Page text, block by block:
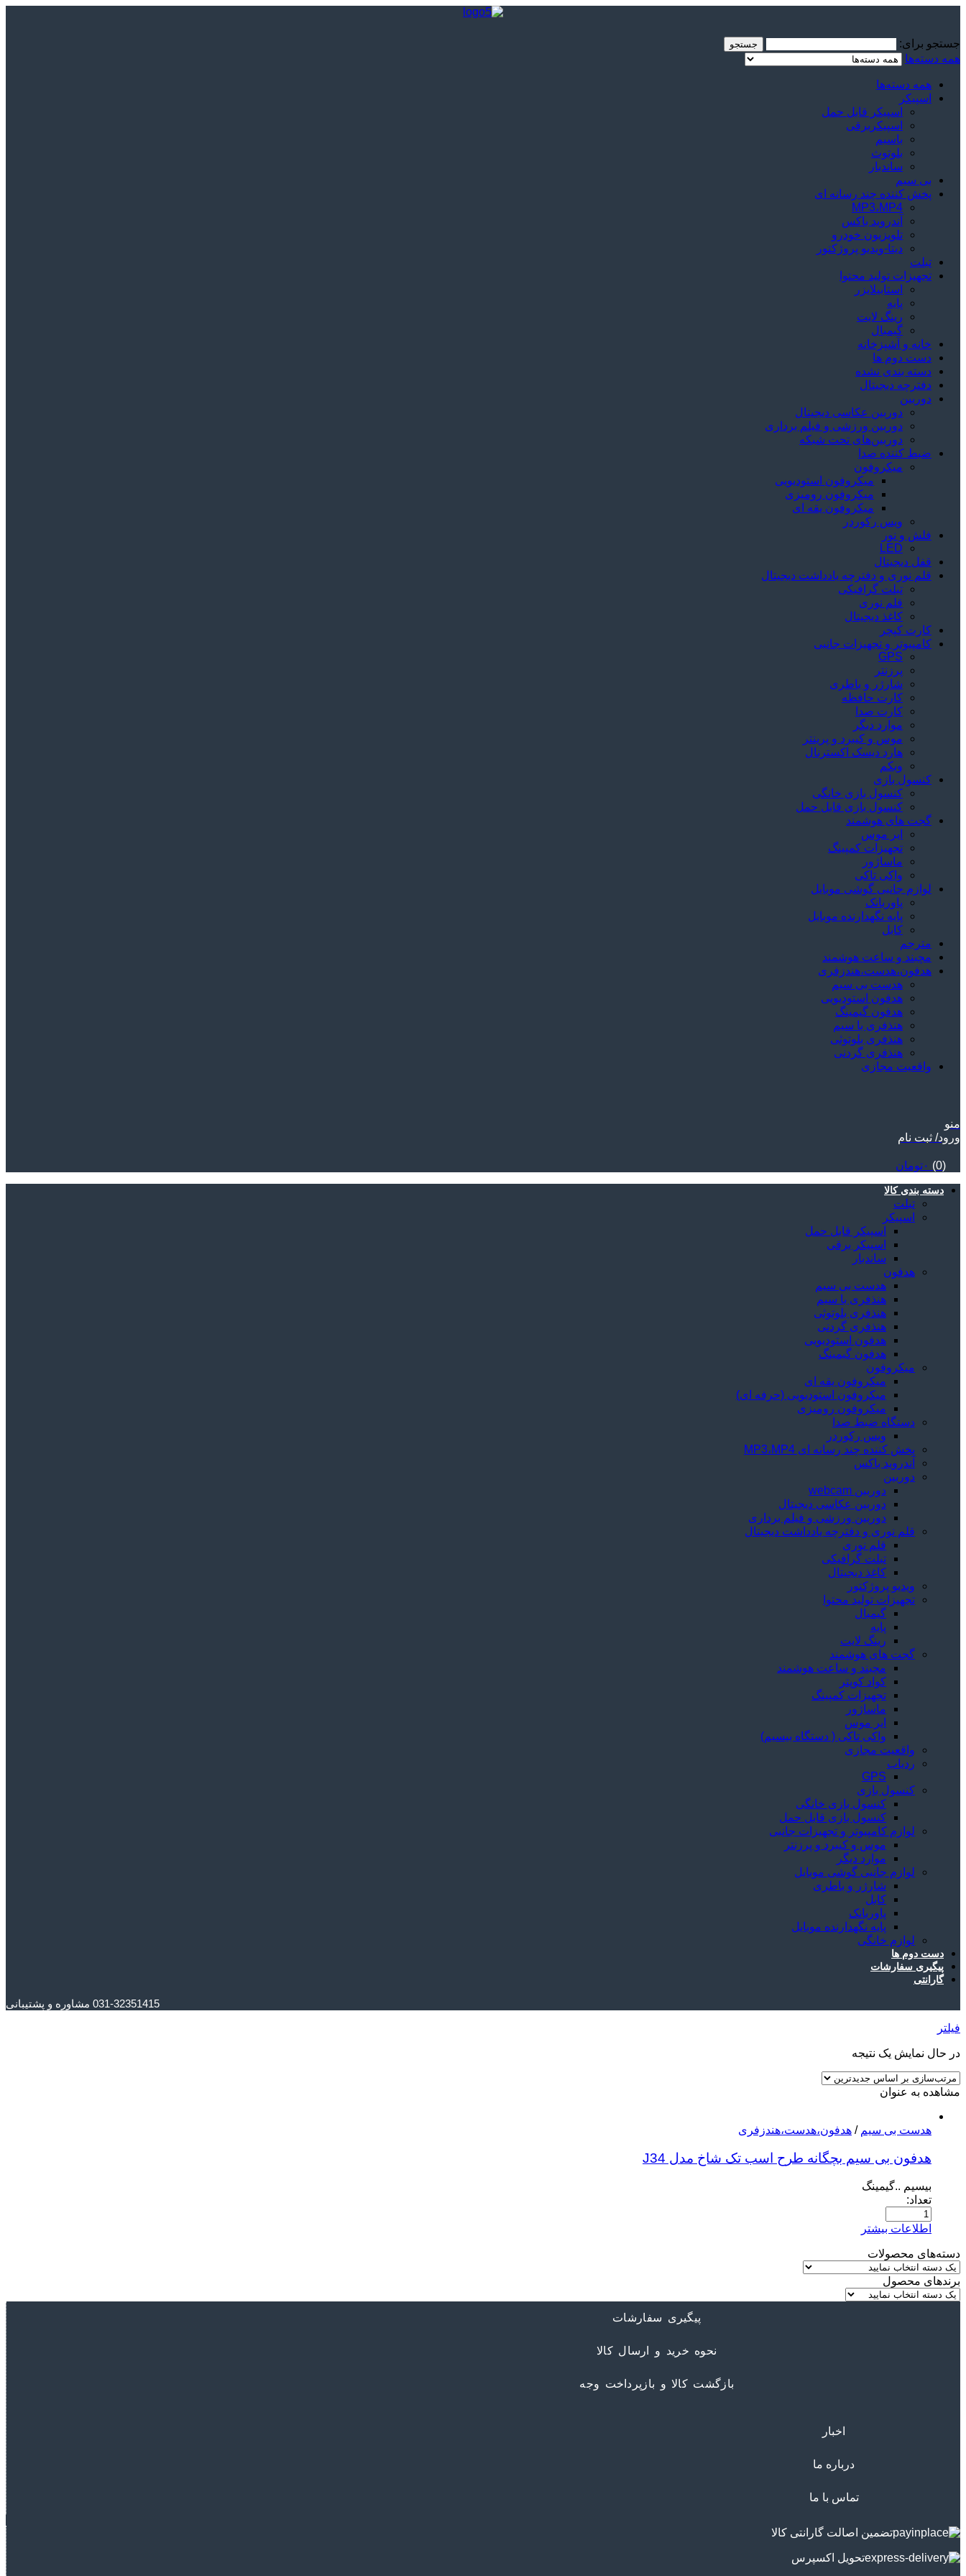
جستجو برای: جستجو
همه دسته‌ها
همه دسته‌ها
اسپیکر
اسپیکر قابل حمل
اسپیکربرقی
باسیم
بلوتوث
ساندبار
بی سیم
پخش کننده چند رسانه ای
MP3،MP4
آندروید باکس
تلویزیون خودرو
دیتا-ویدیو پروژکتور
تبلت
تجهیزات تولید محتوا
استابیلایزر
پایه
رینگ لایت
گیمبال
خانه و آشپزخانه
دست دوم ها
دسته بندی نشده
دفترچه دیجیتال
دوربین
دوربین عکاسی دیجیتال
دوربین‌ ورزشی و فیلم برداری
دوربین‌های تحت شبکه
ضبط کننده صدا
میکروفون
میکروفون استودیویی
میکروفون رومیزی
میکروفون یقه ای
ویس رکوردر
فلش و نور
LED
قفل دیجیتال
قلم نوری و دفترچه یادداشت دیجیتال
تبلت گرافیکی
قلم نوری
کاغذ دیجیتال
کارت کپچر
کامپیوتر و تجهیزات جانبی
GPS
پرزنتر
شارژر و باطری
کارت حافظه
کارت صدا
موارد دیگر
موس و کیبرد و پرینتر
هارد دیسک اکسترنال
وبکم
کنسول بازی
کنسول بازی خانگی
کنسول بازی قابل حمل
گجت های هوشمند
ایر موس
تجهیزات کمپینگ
ماساژور
واکی تاکی
لوازم جانبی گوشی موبایل
پاوربانک
پایه نگهدارنده موبایل
کابل
مترجم
مچبند و ساعت هوشمند
هدفون،هدست،هندزفری
هدست بی سیم
هدفون استودیویی
هدفون گیمینگ
هنذفری با سیم
هنذفری بلوتوثی
هنذفری گردنی
واقعیت مجازی
منو
ورود/ ثبت نام
(0) ۰تومان
دسته بندی کالا
تبلت
اسپیکر
اسپیکر قابل حمل
اسپیکر برقی
ساندبار
هدفون
هدست بی سیم
هنذفری با سیم
هنذفری بلوتوثی
هنذفری گردنی
هدفون استودیویی
هدفون گیمینگ
میکروفون
میکروفون یقه ای
میکروفون استودیویی (حرفه ای)
میکروفون رومیزی
دستگاه ضبط صدا
ویس رکوردر
پخش کننده چند رسانه ای MP3،MP4
آندروید باکس
دوربین
دوربین webcam
دوربین عکاسی دیجیتال
دوربین‌ ورزشی و فیلم برداری
قلم نوری و دفترچه یادداشت دیجیتال
قلم نوری
تبلت گرافیکی
کاغذ دیجیتال
ویدیو پروژکتور
تجهیزات تولید محتوا
گیمبال
پایه
رینگ لایت
گجت های هوشمند
مچبند و ساعت هوشمند
کواد کوپتر
تجهیزات کمپینگ
ماساژور
ایر موس
واکی تاکی ( دستگاه بیسیم)
واقعیت مجازی
ردیاب
GPS
کنسول بازی
کنسول بازی خانگی
کنسول بازی قابل حمل
لوازم کامپیوتر و تجهیزات جانبی
موس و کیبرد و پرزنتر
موارد دیگر
لوازم جانبی گوشی موبایل
شارژر و باطری
کابل
پاوربانک
پایه نگهدارنده موبایل
لوازم خانگی
دست دوم ها
پیگیری سفارشات
گارانتی
031-32351415 مشاوره و پشتیبانی
فیلتر
در حال نمایش یک نتیجه
مشاهده به عنوان
هدست بی سیم / هدفون،هدست،هندزفری
هدفون بی سیم بچگانه طرح اسب تک شاخ مدل J34
بیسیم ..گیمینگ
تعداد:
اطلاعات بیشتر
دسته‌های محصولات
برندهای محصول
پیگیری سفارشات
نحوه خرید و ارسال کالا
بازگشت کالا و بازپرداخت وجه
اخبار
درباره ما
تماس با ما
تضمین اصالت گارانتی کالا
تحویل اکسپرس